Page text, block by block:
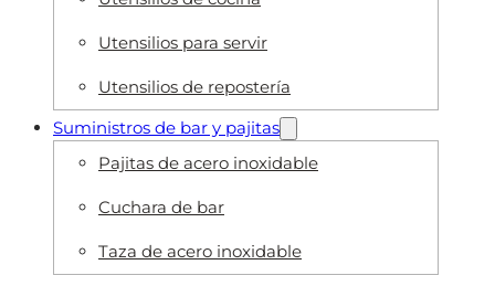
Utensilios para servir
Utensilios de repostería
Suministros de bar y pajitas
Pajitas de acero inoxidable
Cuchara de bar
Taza de acero inoxidable